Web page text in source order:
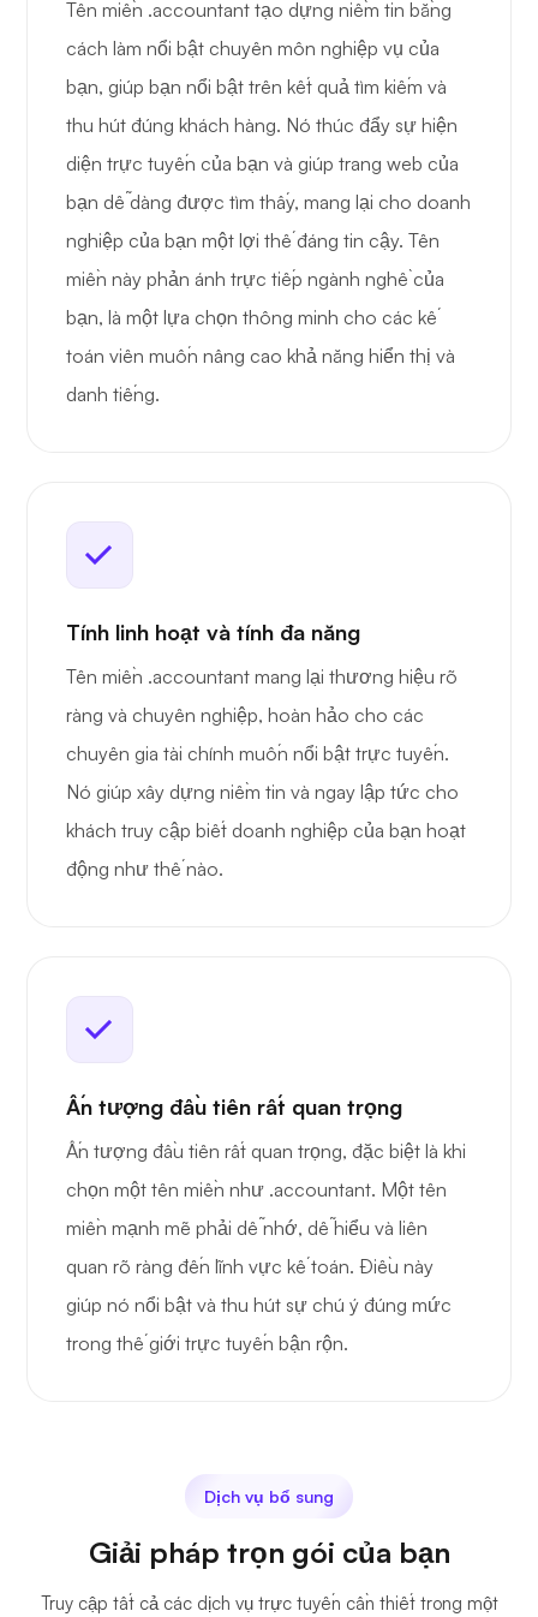
Tên miền .accountant tạo dựng niềm tin bằng
cách làm nổi bật chuyên môn nghiệp vụ của
bạn, giúp bạn nổi bật trên kết quả tìm kiếm và
thu hút đúng khách hàng. Nó thúc đẩy sự hiện
diện trực tuyến của bạn và giúp trang web của
bạn dễ dàng được tìm thấy, mang lại cho doanh
nghiệp của bạn một lợi thế đáng tin cậy. Tên
miền này phản ánh trực tiếp ngành nghề của
bạn, là một lựa chọn thông minh cho các kế
toán viên muốn nâng cao khả năng hiển thị và
danh tiếng.
Tính linh hoạt và tính đa năng
Tên miền .accountant mang lại thương hiệu rõ
ràng và chuyên nghiệp, hoàn hảo cho các
chuyên gia tài chính muốn nổi bật trực tuyến.
Nó giúp xây dựng niềm tin và ngay lập tức cho
khách truy cập biết doanh nghiệp của bạn hoạt
động như thế nào.
Ấn tượng đầu tiên rất quan trọng
Ấn tượng đầu tiên rất quan trọng, đặc biệt là khi
chọn một tên miền như .accountant. Một tên
miền mạnh mẽ phải dễ nhớ, dễ hiểu và liên
quan rõ ràng đến lĩnh vực kế toán. Điều này
giúp nó nổi bật và thu hút sự chú ý đúng mức
trong thế giới trực tuyến bận rộn.
Dịch vụ bổ sung
Giải pháp trọn gói của bạn
Truy cập tất cả các dịch vụ trực tuyến cần thiết trong một